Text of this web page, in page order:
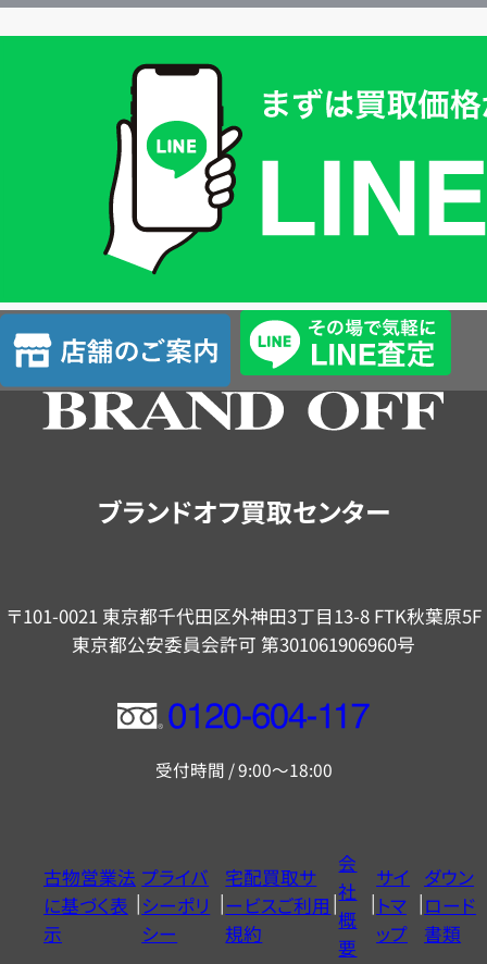
査
定
店
舗
の
ブランドオフ買取センター
〒101-0021 東京都千代田区外神田3丁目13-8 FTK秋葉原5F
東京都公安委員会許可 第301061906960号
フ
ー
ヤ
ル
0120604117
受付時間 / 9:00～18:00
古物営業法
に基づく表
示
プライバ
シーポリ
シー
宅配買取サ
ービスご利用
規約
会
社
概
要
サイ
トマ
ップ
ダウン
ロード
書類